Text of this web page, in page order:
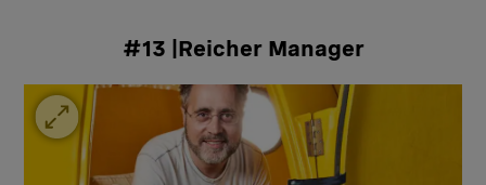
#13 |Reicher Manager